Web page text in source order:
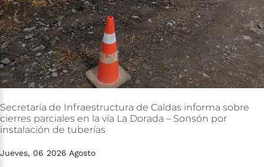
Secretaría de Infraestructura de Caldas informa sobre
cierres parciales en la vía La Dorada – Sonsón por
instalación de tuberías
Jueves, 06 2026 Agosto